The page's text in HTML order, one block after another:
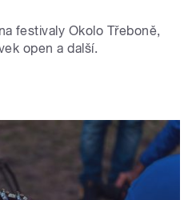
festivaly Okolo Třeboně,
open a další.